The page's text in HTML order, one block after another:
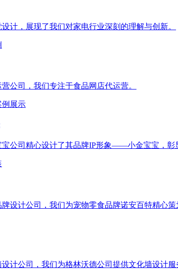
计，展现了我们对家电行业深刻的理解与创新。
公司，我们专注于食品网店代运营。
公司精心设计了其品牌IP形象——小金宝宝，彰
设计公司，我们为宠物零食品牌诺安百特精心策
计公司，我们为格林沃德公司提供文化墙设计服